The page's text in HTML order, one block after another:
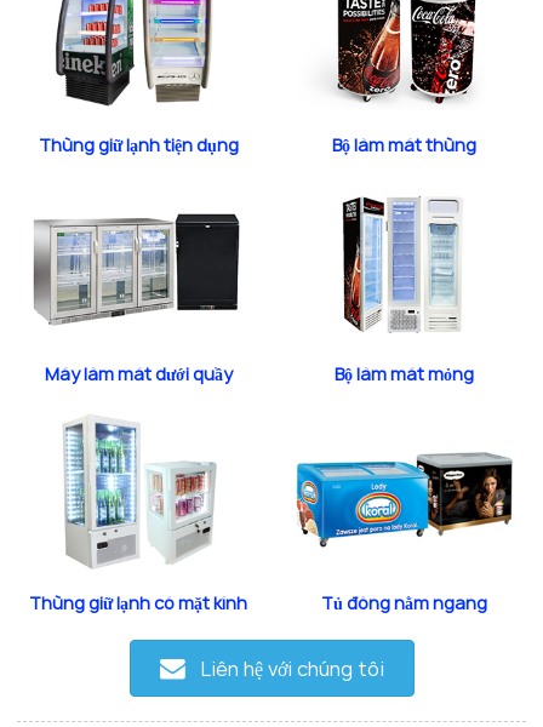
Thùng giữ lạnh tiện dụng Bộ làm mát thùng
Máy làm mát dưới quầy Bộ làm mát mỏng
Thùng giữ lạnh có mặt kính Tủ đông nằm ngang
Liên hệ với chúng tôi